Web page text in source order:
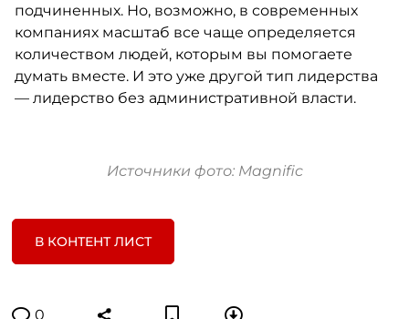
подчиненных. Но, возможно, в современных
компаниях масштаб все чаще определяется
количеством людей, которым вы помогаете
думать вместе. И это уже другой тип лидерства
— лидерство без административной власти.
Источники фото: Magnific
В КОНТЕНТ ЛИСТ
0